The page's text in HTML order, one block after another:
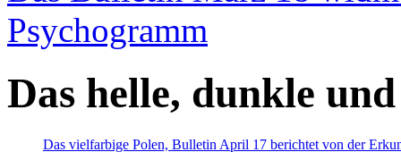
Psychogramm
Das helle, dunkle
Das vielfarbige Polen, Bulletin April 17 berichtet von der